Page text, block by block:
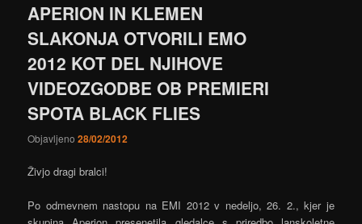
APERION IN KLEMEN
SLAKONJA OTVORILI EMO
2012 KOT DEL NJIHOVE
VIDEOZGODBE OB PREMIERI
SPOTA BLACK FLIES
Objavljeno28/02/2012
Živjo dragi bralci!
Po odmevnem nastopu na EMI 2012 v nedeljo, 26. 2., kjer je